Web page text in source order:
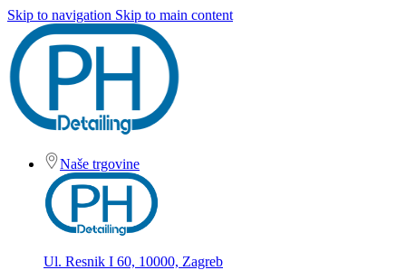
Skip to navigation Skip to main content
Naše trgovine
Ul. Resnik I 60, 10000, Zagreb